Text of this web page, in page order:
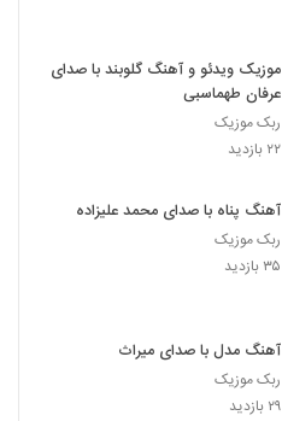
موزیک ویدئو و آهنگ گلوبند با صدای
عرفان طهماسبی
ربک موزیک
۲۲ بازدید
آهنگ پناه با صدای محمد علیزاده
ربک موزیک
۳۵ بازدید
آهنگ مدل با صدای میراث
ربک موزیک
۲۹ بازدید